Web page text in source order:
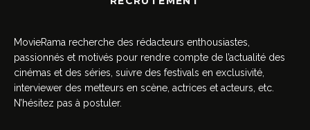
MovieRama recherche des rédacteurs enthousiastes,
passionnés et motivés pour rendre compte de l’actualité des
cinémas et des séries, suivre des festivals en exclusivité,
interviewer des metteurs en scène, actrices et acteurs, etc.
N’hésitez pas à postuler.